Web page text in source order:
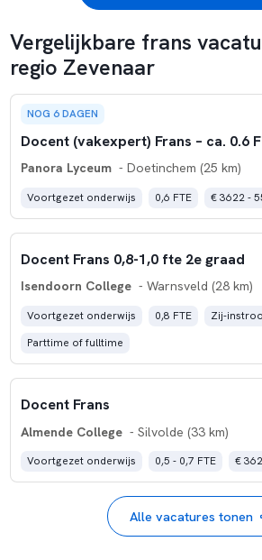
Vergelijkbare frans
regio Zevenaar
NOG 6 DAGEN
Docent (vakexpert) Frans – ca. 0.6
Panora Lyceum - Doetinchem (25 km)
Voortgezet onderwijs 0,6 FTE € 3622 -
Docent Frans 0,8-1,0 fte 2e graad
Isendoorn College - Warnsveld (28 km)
Voortgezet onderwijs 0,8 FTE
Zij-
Parttime of fulltime
Docent Frans
Almende College - Silvolde (33 km)
Voortgezet onderwijs 0,5 - 0,7 FTE €
Alle vacatures tonen